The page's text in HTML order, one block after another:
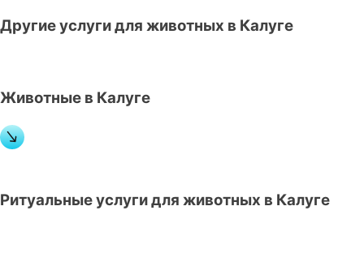
Другие услуги для животных в Калуге
Животные в Калуге
Ритуальные услуги для животных в Калуге